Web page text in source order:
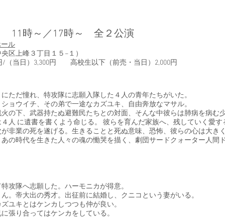
11時～／17時～ 全２公演
ル
区上峰３丁目１５−１）
/（当日）3,300円 高校生以下（前売・当日）2,000円
ただ憧れ、特攻隊に志願入隊した４人の青年たちがいた。
ョウイチ、その弟で一途なカズユキ、自由奔放なマサル。
の下、武器持たぬ避難民たちとの対面、そんな中彼らは肺病を病む
人 に遺書を書くよう命じる。 彼らを育んだ家族へ、残していく愛
非業の死を遂げる。生きることと死ぬ意味、恐怖、彼らの心は大き
の時代を生きた人々の魂の慟哭を描く、劇団サードクォーター人間
攻隊へ志願した。ハーモニカが得意。
。 帝大出の秀才。出征前に結婚し、クニコという妻がいる。
ユキとはケンカしつつも仲が良い。
張り合ってはケンカをしている。